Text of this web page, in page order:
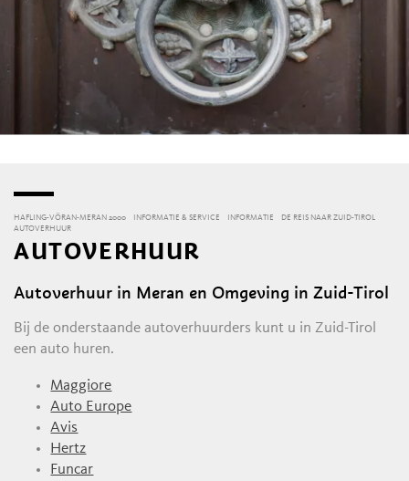
HAFLING-VÖRAN-MERAN 2000 INFORMATIE & SERVICE INFORMATIE
DE REIS NAAR ZUID-TIROL
AUTOVERHUUR
AUTOVERHUUR
Autoverhuur in Meran en Omgeving in Zuid-Tirol
Bij de onderstaande autoverhuurders kunt u in Zuid-Tirol
een auto huren.
Maggiore
Auto Europe
Avis
Hertz
Funcar